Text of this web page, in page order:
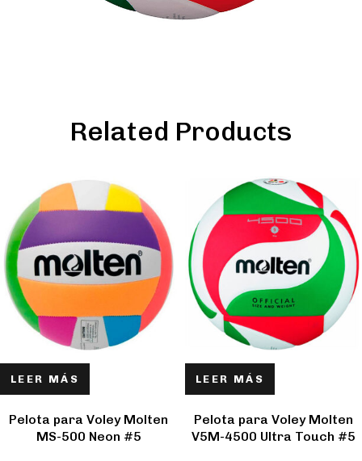
Related Products
LEER MÁS
Pelota para Voley Molten
MS-500 Neon #5
LEER MÁS
Pelota para Voley Molten
V5M-4500 Ultra Touch #5